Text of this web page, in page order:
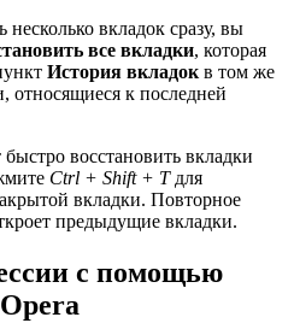
вкладок сразу, вы
все вкладки, которая
История вкладокв том же
относящиеся к последней
восстановить вкладки
Ctrl + Shift + Tдля
вкладки. Повторное
предыдущие вкладки.
с помощью